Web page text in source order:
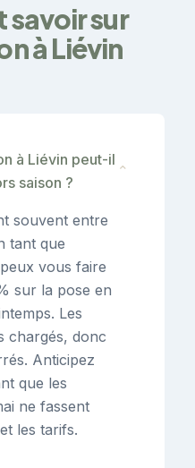
savoir sur
à Liévin
à Liévin peut-il
saison ?
⌄
souvent entre
tant que
vous faire
sur la pose en
Les
chargés, donc
Anticipez
que les
ne fassent
les tarifs.